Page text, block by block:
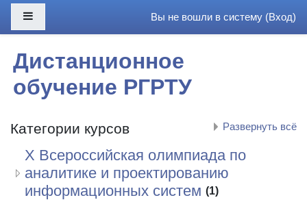
Перейти к основному содержанию
Вы не вошли в систему (Вход)
Дистанционное
обучение РГРТУ
Категории курсов Развернуть всё
X Всероссийская олимпиада по
аналитике и проектированию
информационных систем (1)